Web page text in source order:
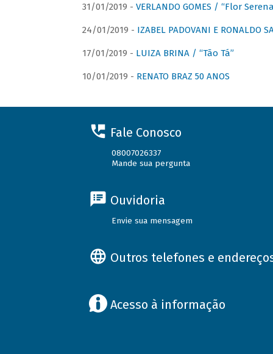
31/01/2019 - VERLANDO GOMES / “Flor
24/01/2019 - IZABEL PADOVANI E RONALDO
17/01/2019 - LUIZA BRINA / “Tão Tá”
10/01/2019 - RENATO BRAZ 50 ANOS
Fale Conosco
08007026337
Mande sua pergunta
Ouvidoria
Envie sua mensagem
Outros telefones e
Acesso à informação